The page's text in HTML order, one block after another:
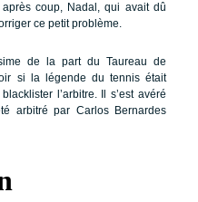
coup, Nadal, qui avait dû
ce petit problème.
de la part du Taureau de
si la légende du tennis était
l’arbitre. Il s’est avéré
arbitré par Carlos Bernardes